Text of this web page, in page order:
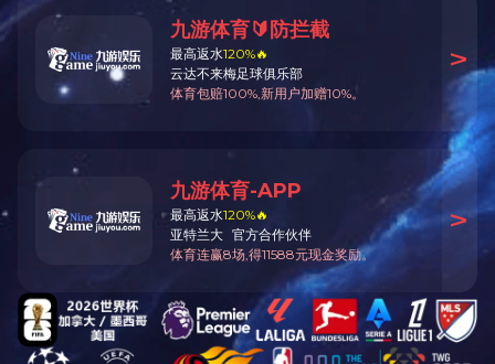
公司概况
公司简介
组织架构
企业图库
九游app官方端
入口
企业新闻
视频中心
媒体看高远
企业文化
高远文化
发展历程
资料下载
业务范围
养护施工
养护设计
试验检测